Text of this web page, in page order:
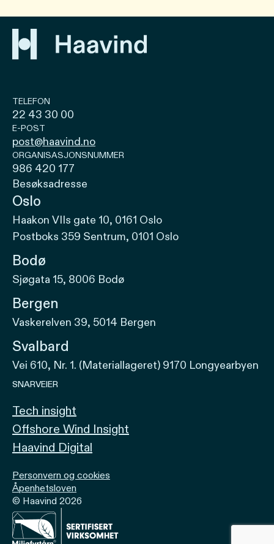
TELEFON
22 43 30 00
E-POST
post@haavind.no
ORGANISASJONSNUMMER
986 420 177
Besøksadresse
Oslo
Haakon VIIs gate 10, 0161 Oslo
Postboks 359 Sentrum, 0101 Oslo
Bodø
Sjøgata 15, 8006 Bodø
Bergen
Vaskerelven 39, 5014 Bergen
Svalbard
Vei 610, Nr. 1. (Materiallageret) 9170 Longyearbyen
SNARVEIER
Tech insight
Offshore Wind Insight
Haavind Digital
Personvern og cookies
Åpenhetsloven
© Haavind 2026